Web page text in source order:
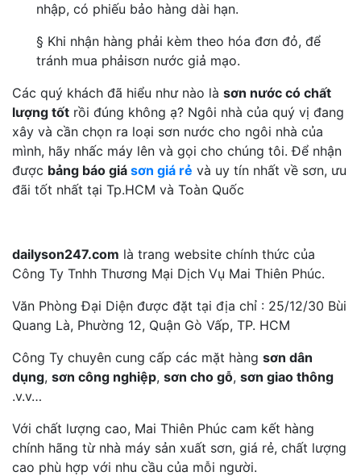
nhập, có phiếu bảo hàng dài hạn.
§ Khi nhận hàng phải kèm theo hóa đơn đỏ, để
tránh mua phảisơn nước giả mạo.
Các quý khách đã hiểu như nào là sơn nước có chất
lượng tốt rồi đúng không ạ? Ngôi nhà của quý vị đang
xây và cần chọn ra loại sơn nước cho ngôi nhà của
mình, hãy nhấc máy lên và gọi cho chúng tôi. Để nhận
được bảng báo giá sơn giá rẻ và uy tín nhất về sơn, ưu
đãi tốt nhất tại Tp.HCM và Toàn Quốc
dailyson247.com là trang website chính thức của
Công Ty Tnhh Thương Mại Dịch Vụ Mai Thiên Phúc.
Văn Phòng Đại Diện được đặt tại địa chỉ : 25/12/30 Bùi
Quang Là, Phường 12, Quận Gò Vấp, TP. HCM
Công Ty chuyên cung cấp các mặt hàng sơn dân
dụng, sơn công nghiệp, sơn cho gỗ, sơn giao thông
.v.v…
Với chất lượng cao, Mai Thiên Phúc cam kết hàng
chính hãng từ nhà máy sản xuất sơn, giá rẻ, chất lượng
cao phù hợp với nhu cầu của mỗi người.